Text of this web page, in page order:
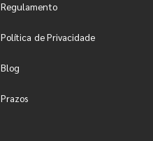
Regulamento
Política de Privacidade
Blog
Prazos